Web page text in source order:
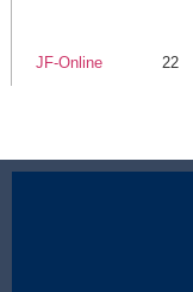
JF-Online 22